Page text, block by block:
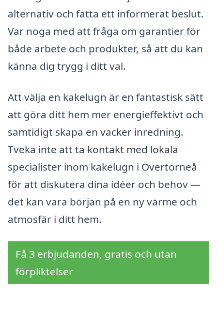
alternativ och fatta ett informerat beslut.
Var noga med att fråga om garantier för
både arbete och produkter, så att du kan
känna dig trygg i ditt val.
Att välja en kakelugn är en fantastisk sätt
att göra ditt hem mer energieffektivt och
samtidigt skapa en vacker inredning.
Tveka inte att ta kontakt med lokala
specialister inom kakelugn i Övertorneå
för att diskutera dina idéer och behov —
det kan vara början på en ny värme och
atmosfär i ditt hem.
Få 3 erbjudanden, gratis och utan
förpliktelser